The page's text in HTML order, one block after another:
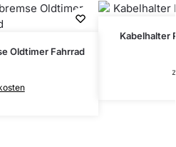
Oldtimer Fahrrad
Kabelhalter